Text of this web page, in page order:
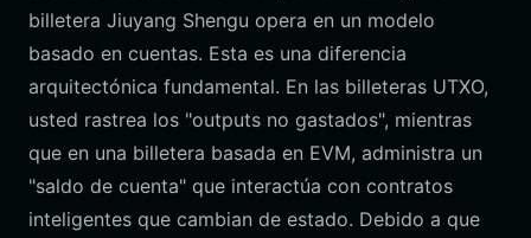
billetera Jiuyang Shengu opera en un modelo
basado en cuentas. Esta es una diferencia
arquitectónica fundamental. En las billeteras UTXO,
usted rastrea los "outputs no gastados", mientras
que en una billetera basada en EVM, administra un
"saldo de cuenta" que interactúa con contratos
inteligentes que cambian de estado. Debido a que